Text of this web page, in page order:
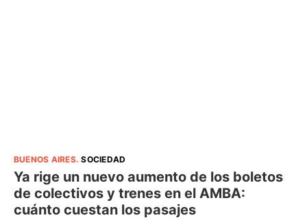
BUENOS AIRES.SOCIEDAD
Ya rige un nuevo aumento de los boletos
de colectivos y trenes en el AMBA:
cuánto cuestan los pasajes